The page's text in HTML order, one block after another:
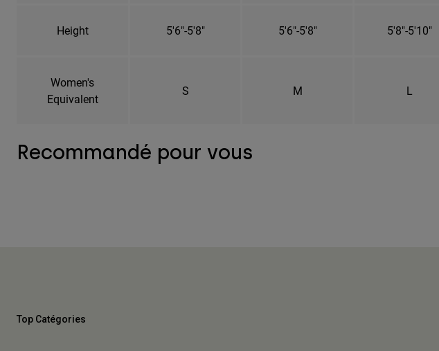
Height 5'6"-5'8" 5'6"-5'8" 5'8"-5'10"
Women's
Equivalent
S M L
Recommandé pour vous
Top Catégories